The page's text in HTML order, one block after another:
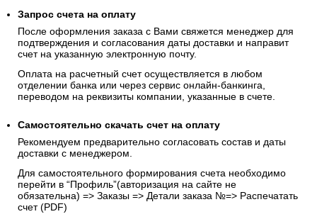
Запрос счета на оплату
После оформления заказа с Вами свяжется менеджер для
подтверждения и согласования даты доставки и направит
счет на указанную электронную почту.
Оплата на расчетный счет осуществляется в любом
отделении банка или через сервис онлайн-банкинга,
переводом на реквизиты компании, указанные в счете.
Самостоятельно скачать счет на оплату
Рекомендуем предварительно согласовать состав и даты
доставки с менеджером.
Для самостоятельного формирования счета необходимо
перейти в “Профиль”(авторизация на сайте не
обязательна) => Заказы => Детали заказа №=> Распечатать
счет (PDF)